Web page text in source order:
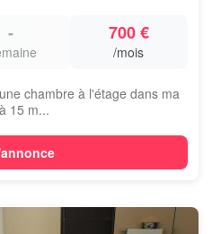
- 700 €
/mois
chambre à l'étage dans ma
15 m...